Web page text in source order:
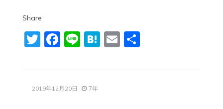
Share
Twitter
Facebook
LineHatena
Email
共
2019年12月20日 7年